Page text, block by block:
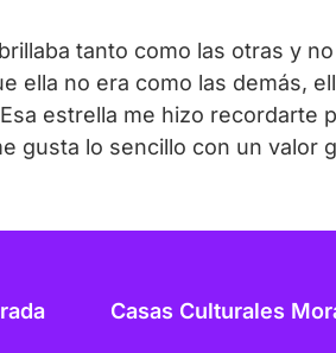
tanto como las otras y
ella no era como las demás,
estrella me hizo
gusta lo sencillo con un valor
Casas Culturales